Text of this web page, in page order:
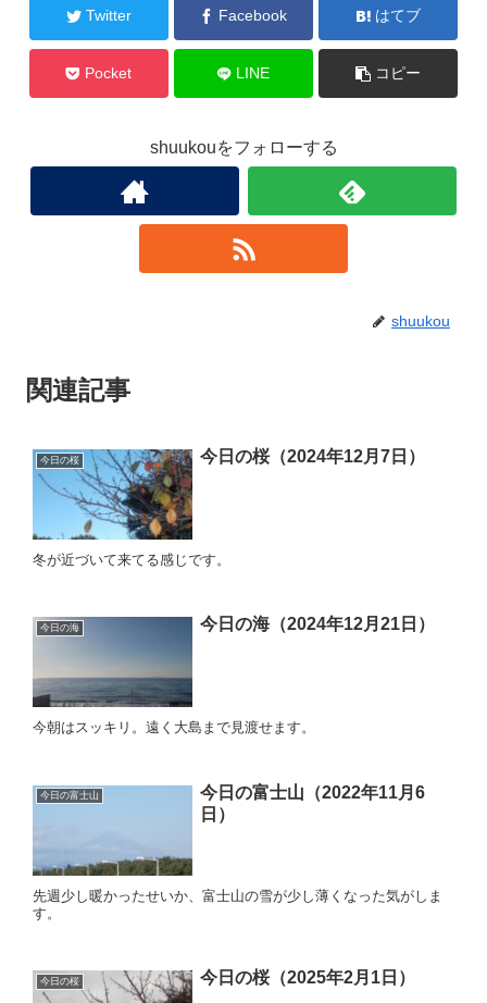
Twitter Facebook はてブ
Pocket LINE コピー
shuukouをフォローする
shuukou
関連記事
今日の桜 今日の桜（2024年12月7日）
冬が近づいて来てる感じです。
今日の海 今日の海（2024年12月21日）
今朝はスッキリ。遠く大島まで見渡せます。
今日の富士山
今日の富士山（2022年11月6
日）
先週少し暖かったせいか、富士山の雪が少し薄くなった気がしま
す。
今日の桜 今日の桜（2025年2月1日）